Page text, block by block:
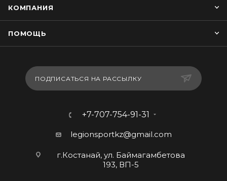
КОМПАНИЯ
ПОМОЩЬ
ПОДПИСАТЬСЯ НА РАССЫЛКУ
+7-707-754-91-31
legionsportkz@gmail.com
г.Костанай, ул. Баймагамбетова
193, ВП-5